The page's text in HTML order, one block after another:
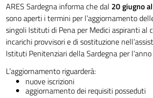
ARES Sardegna informa che dal 20 giugno
sono aperti i termini per l’aggiornamento
singoli Istituti di Pena per Medici aspiranti al
incarichi provvisori e di sostituzione
Istituti Penitenziari della Sardegna per
L’aggiornamento riguarderà:
nuove iscrizioni
aggiornamento dei requisiti posseduti